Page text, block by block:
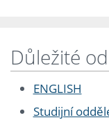
Důležité
ENGLISH
Studijní